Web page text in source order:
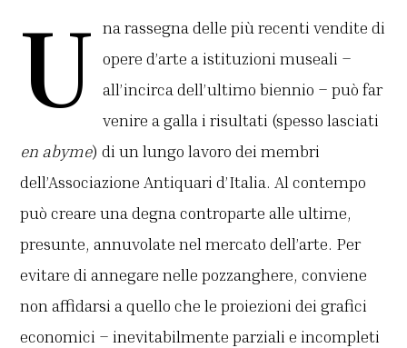
U
na rassegna delle più recenti vendite di
opere d’arte a istituzioni museali –
all’incirca dell’ultimo biennio – può far
venire a galla i risultati (spesso lasciati
en abyme) di un lungo lavoro dei membri
dell’Associazione Antiquari d’Italia. Al contempo
può creare una degna controparte alle ultime,
presunte, annuvolate nel mercato dell’arte. Per
evitare di annegare nelle pozzanghere, conviene
non affidarsi a quello che le proiezioni dei grafici
economici – inevitabilmente parziali e incompleti